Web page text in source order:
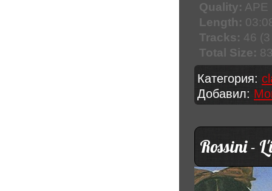
Quality: APE
Length:
Tracks: 46
Total Size:
Категория:
Добавил:
Rossini -